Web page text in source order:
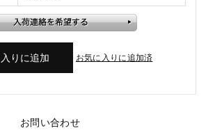
お気に入りに追加済
お問い合わせ